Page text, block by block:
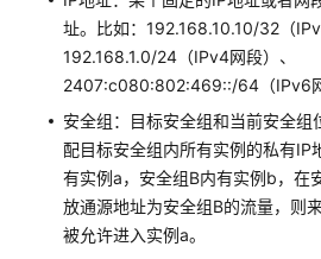
用
端
口
管
理
全
址。比如：192.168.10.10/32（
192.168.1.0/24（IPv4网段）、
2407:c080:802:469::/64（IPv6网
安全组：目标安全组和当前安全组
配目标安全组内所有实例的私有IP
有实例a，安全组B内有实例b，在
放通源地址为安全组B的流量，则
被允许进入实例a。